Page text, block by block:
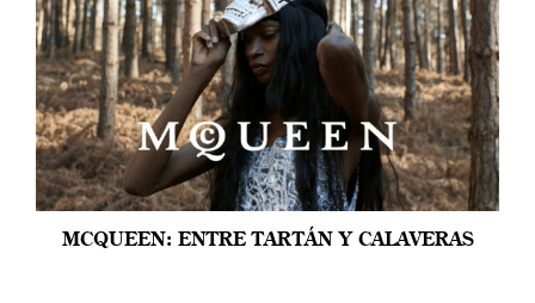
MCQUEEN: ENTRE TARTÁN Y CALAVERAS